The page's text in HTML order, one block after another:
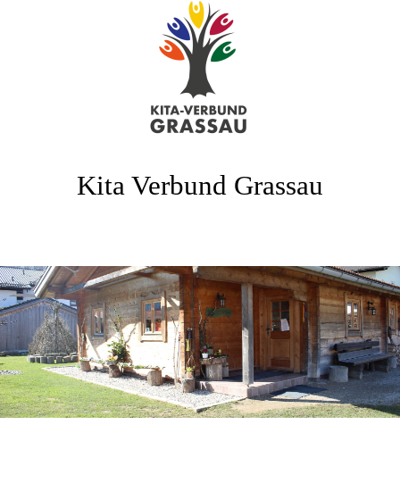
Kita Verbund Grassau